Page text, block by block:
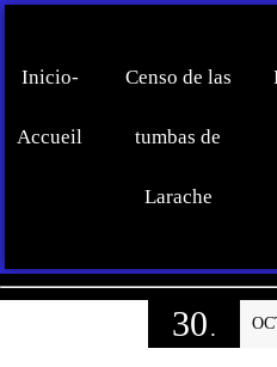
Inicio-
Accueil
Censo de las
tumbas de
Larache
30.